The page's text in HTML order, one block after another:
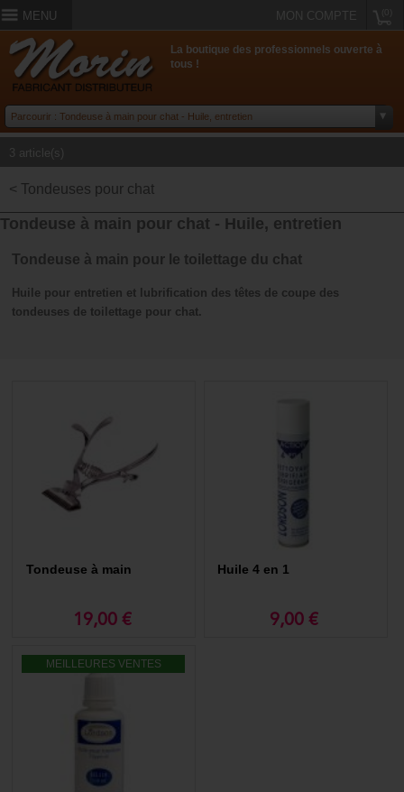
MENU MON COMPTE
La boutique des professionnels ouverte à
tous !
3 article(s)
< Tondeuses pour chat
Tondeuse à main pour chat - Huile, entretien
Tondeuse à main pour le toilettage du chat
Huile pour entretien et lubrification des têtes de coupe des
tondeuses de toilettage pour chat.
Tondeuse à main
19,00 €
Huile 4 en 1
9,00 €
MEILLEURES VENTES